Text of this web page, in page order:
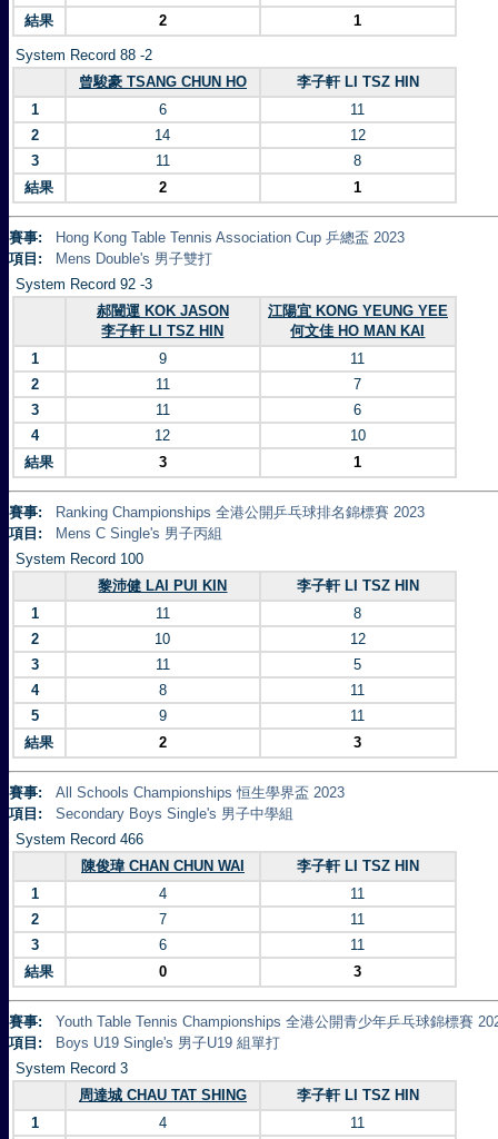
結果
2 1
System Record 88 -2
曾駿豪 TSANG CHUN HO
李子軒 LI TSZ HIN
1
6
11
2
14
12
3
11
8
結果
2 1
賽事:
Hong Kong Table Tennis Association Cup 乒總盃 2023
項目:
Mens Double's 男子雙打
System Record 92 -3
郝闓運 KOK JASON
李子軒 LI TSZ HIN
江陽宜 KONG YEUNG YEE
何文佳 HO MAN KAI
1
9
11
2
11
7
3
11
6
4
12
10
結果
3 1
賽事:
Ranking Championships 全港公開乒乓球排名錦標賽 2023
項目:
Mens C Single's 男子丙組
System Record 100
黎沛健 LAI PUI KIN
李子軒 LI TSZ HIN
1
11
8
2
10
12
3
11
5
4
8
11
5
9
11
結果
2 3
賽事:
All Schools Championships 恒生學界盃 2023
項目:
Secondary Boys Single's 男子中學組
System Record 466
陳俊瑋 CHAN CHUN WAI
李子軒 LI TSZ HIN
1
4
11
2
7
11
3
6
11
結果
0 3
賽事:
Youth Table Tennis Championships 全港公開青少年乒乓球錦標賽
項目:
Boys U19 Single's 男子U19 組單打
System Record 3
周達城 CHAU TAT SHING
李子軒 LI TSZ HIN
1
4
11